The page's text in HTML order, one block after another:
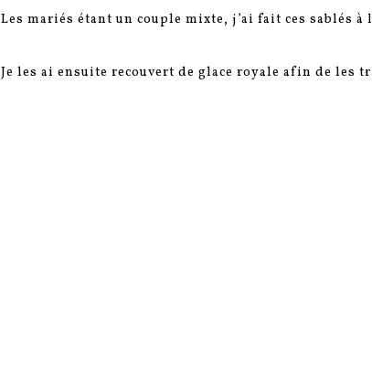
Les mariés étant un couple mixte, j’ai fait ces sablés à
Je les ai ensuite recouvert de glace royale afin de les